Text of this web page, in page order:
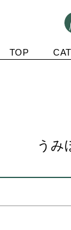
TOP
うみ